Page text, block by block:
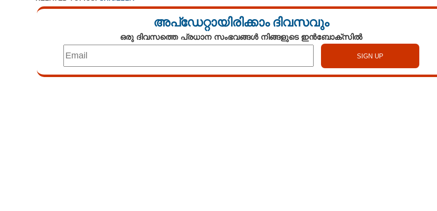
അപ്ഡേറ്റായിരിക്കാം ദിവസവും
ഒരു ദിവസത്തെ പ്രധാന സംഭവങ്ങൾ നിങ്ങളുടെ ഇൻബോക്സിൽ